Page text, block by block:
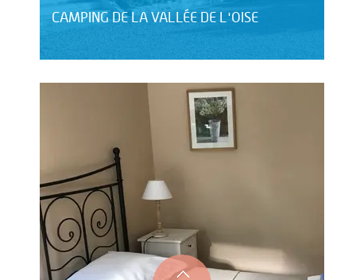
CAMPING DE LA VALLÉE DE L'OISE